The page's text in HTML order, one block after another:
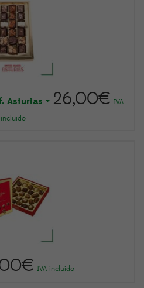
Asturias + 26,00€ IVA
incluido
€ IVA incluido